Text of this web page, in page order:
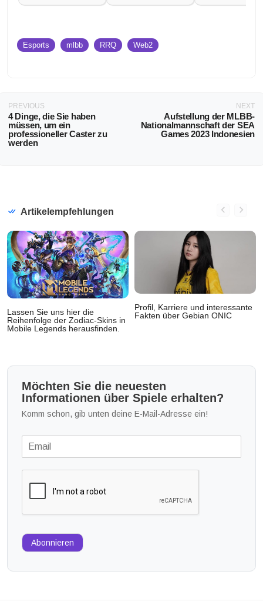
Esports mlbb RRQ Web2
PREVIOUS
4 Dinge, die Sie haben
müssen, um ein
professioneller Caster zu
werden
NEXT
Aufstellung der MLBB-
Nationalmannschaft der SEA
Games 2023 Indonesien
Artikelempfehlungen
Lassen Sie uns hier die
Reihenfolge der Zodiac-Skins in
Mobile Legends herausfinden.
Profil, Karriere und interessante
Fakten über Gebian ONIC
Möchten Sie die neuesten
Informationen über Spiele erhalten?
Komm schon, gib unten deine E-Mail-Adresse ein!
Abonnieren